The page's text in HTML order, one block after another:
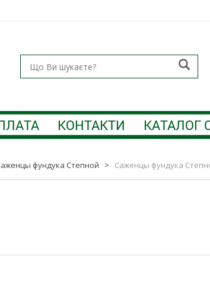
КОНТАКТИ КАТАЛОГ
фундука Степной > Саженцы фундука